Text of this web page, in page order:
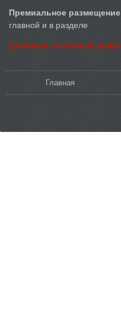
Премиальное размещение
главной и в разделе
Добавить торговый центр
Главная